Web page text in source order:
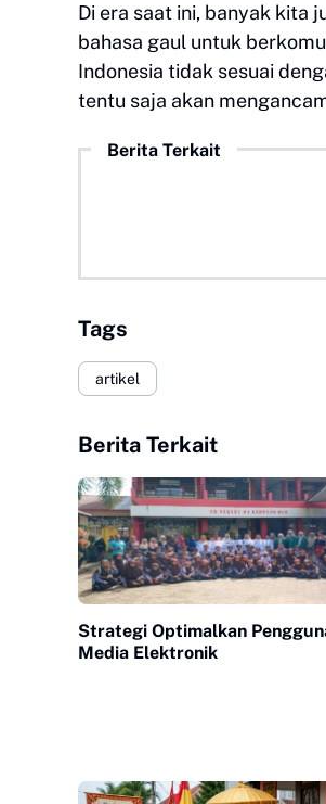
Di era saat ini, banyak kita
bahasa gaul untuk
Indonesia tidak sesuai
tentu saja akan
Berita Terkait
Tags
artikel
Berita Terkait
Strategi Optimalkan
Media Elektronik